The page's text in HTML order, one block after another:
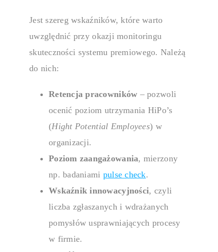
Jest szereg wskaźników, które warto
uwzględnić przy okazji monitoringu
skuteczności systemu premiowego. Należą
do nich:
Retencja pracowników – pozwoli
ocenić poziom utrzymania HiPo’s
(Hight Potential Employees) w
organizacji.
Poziom zaangażowania, mierzony
np. badaniami pulse check.
Wskaźnik innowacyjności, czyli
liczba zgłaszanych i wdrażanych
pomysłów usprawniających procesy
w firmie.